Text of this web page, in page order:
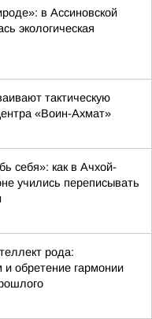
в Ассиновской
экологическая
тактическую
«Воин-Ахмат»
себя»: как в Ачхой-
учились переписывать
рода:
обретение гармонии